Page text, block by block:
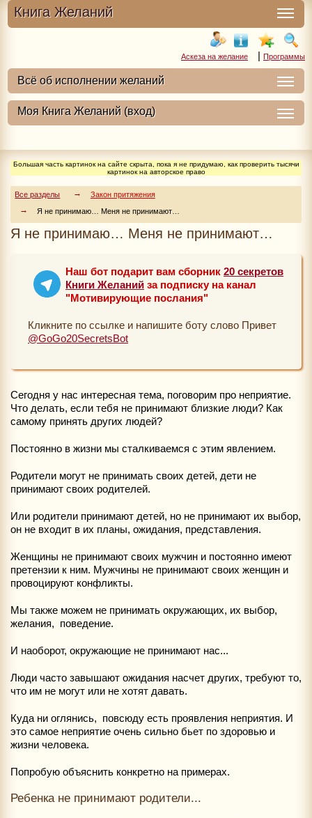
Книга Желаний
Аскеза на желание | Программы
Большая часть картинок на сайте скрыта, пока я не придумаю, как проверить тысячи
картинок на авторское право
Все разделы
Закон притяжения
Я не принимаю… Меня не принимают…
Я не принимаю… Меня не принимают…
Наш бот подарит вам сборник 20 секретов
Книги Желаний за подписку на канал
"Мотивирующие послания"
Кликните по ссылке и напишите боту слово Привет
@GoGo20SecretsBot
Сегодня у нас интересная тема, поговорим про неприятие.
Что делать, если тебя не принимают близкие люди? Как
самому принять других людей?
Постоянно в жизни мы сталкиваемся с этим явлением.
Родители могут не принимать своих детей, дети не
принимают своих родителей.
Или родители принимают детей, но не принимают их выбор,
он не входит в их планы, ожидания, представления.
Женщины не принимают своих мужчин и постоянно имеют
претензии к ним. Мужчины не принимают своих женщин и
провоцируют конфликты.
Мы также можем не принимать окружающих, их выбор,
желания, поведение.
И наоборот, окружающие не принимают нас...
Люди часто завышают ожидания насчет других, требуют то,
что им не могут или не хотят давать.
Куда ни оглянись, повсюду есть проявления неприятия. И
это самое неприятие очень сильно бьет по здоровью и
жизни человека.
Попробую объяснить конкретно на примерах.
Ребенка не принимают родители...